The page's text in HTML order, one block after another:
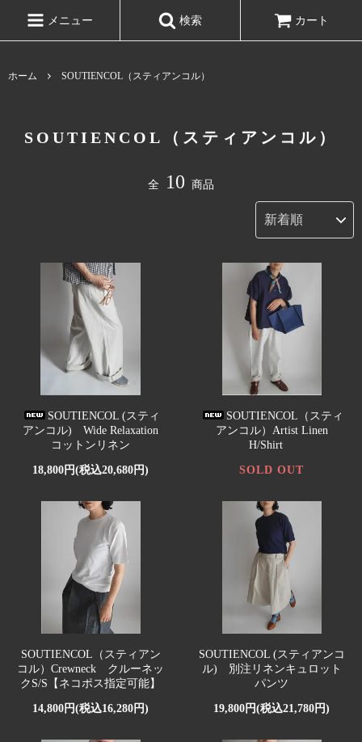
メニュー 検索 カート
ホーム SOUTIENCOL（スティアンコル）
SOUTIENCOL（スティアンコル）
全 10 商品
SOUTIENCOL (スティ
アンコル) Wide Relaxation
コットンリネン
18,800円(税込20,680円)
SOUTIENCOL（スティ
アンコル）Artist Linen
H/Shirt
SOLD OUT
SOUTIENCOL（スティアン
コル）Crewneck クルーネッ
クS/S【ネコポス指定可能】
14,800円(税込16,280円)
SOUTIENCOL (スティアンコ
ル) 別注リネンキュロット
パンツ
19,800円(税込21,780円)